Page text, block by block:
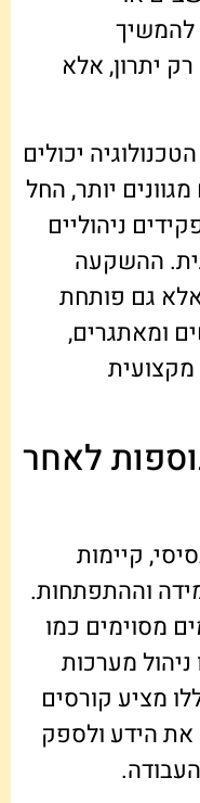
להמשיך
יתרון, אלא
יכולים
יותר, החל
ניהוליים
ההשקעה
גם פותחת
ומאתגרים,
מקצועית
לאחר
קיימות
וההתפתחות.
מסוימים כמו
ניהול מערכות
מציע קורסים
הידע ולספק